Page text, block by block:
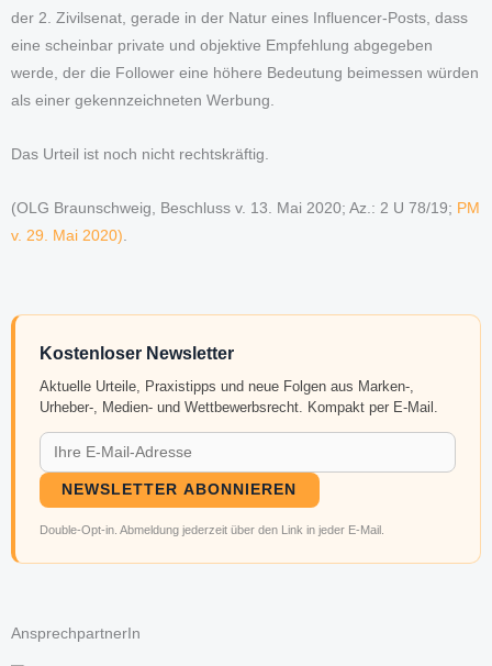
der 2. Zivilsenat, gerade in der Natur eines Influencer-Posts, dass
eine scheinbar private und objektive Empfehlung abgegeben
werde, der die Follower eine höhere Bedeutung beimessen würden
als einer gekennzeichneten Werbung.
Das Urteil ist noch nicht rechtskräftig.
(OLG Braunschweig, Beschluss v. 13. Mai 2020; Az.: 2 U 78/19; PM
v. 29. Mai 2020)
Kostenloser Newsletter
Aktuelle Urteile, Praxistipps und neue Folgen aus Marken-,
Urheber-, Medien- und Wettbewerbsrecht. Kompakt per E-Mail.
NEWSLETTER ABONNIEREN
Double-Opt-in. Abmeldung jederzeit über den Link in jeder E-Mail.
AnsprechpartnerIn